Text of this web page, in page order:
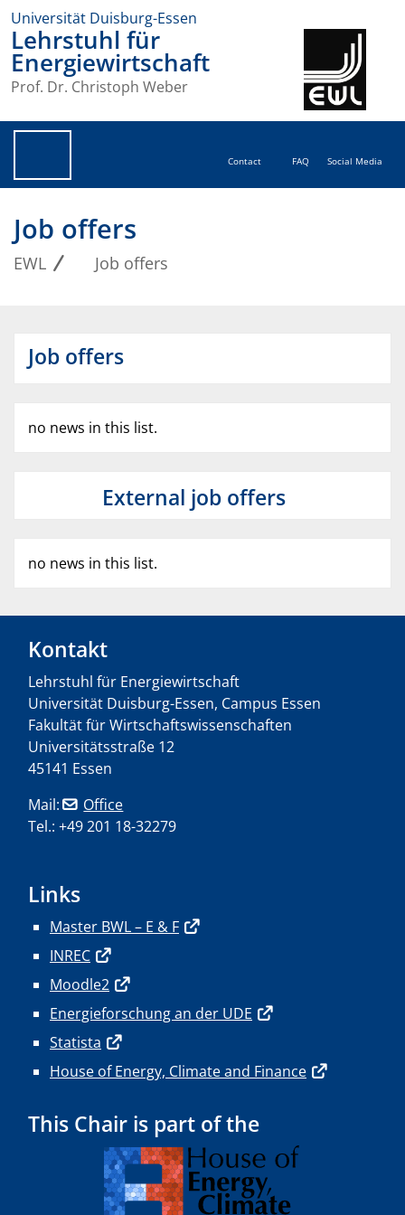
Universität Duisburg-Essen
Lehrstuhl für
Energiewirtschaft
Prof. Dr. Christoph Weber
Contact FAQ Social Media
Job offers
EWL Job offers
Job offers
no news in this list.
External job offers
no news in this list.
Kontakt
Lehrstuhl für Energiewirtschaft
Universität Duisburg-Essen, Campus Essen
Fakultät für Wirtschaftswissenschaften
Universitätsstraße 12
45141 Essen
Mail:
Office
Tel.: +49 201 18-32279
Links
Master BWL – E & F
INREC
Moodle2
Energieforschung an der UDE
Statista
House of Energy, Climate and Finance
This Chair is part of the